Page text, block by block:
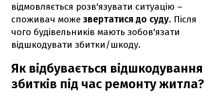
відмовляється розв'язувати ситуацію –
споживач можезвертатися до суду. Після
чого будівельників мають зобов'язати
відшкодувати збитки/шкоду.
Як відбувається відшкодування
збитків під час ремонту житла?